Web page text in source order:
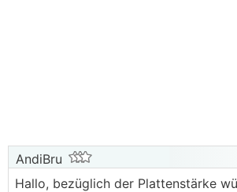
AndiBru
Hallo, bezüglich der Plattenstärke